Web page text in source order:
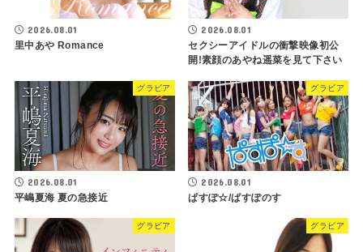
2026.08.01
里中あや Romance
2026.08.01
セクシーアイドルの衝撃映像初公
開!素顔のあやね遥菜を見て下さい
グラビア
2026.08.01
平嶋夏海 夏の急接近
グラビア
2026.08.01
ぱすぽ☆/ぱすぽのす
グラビア グラビア